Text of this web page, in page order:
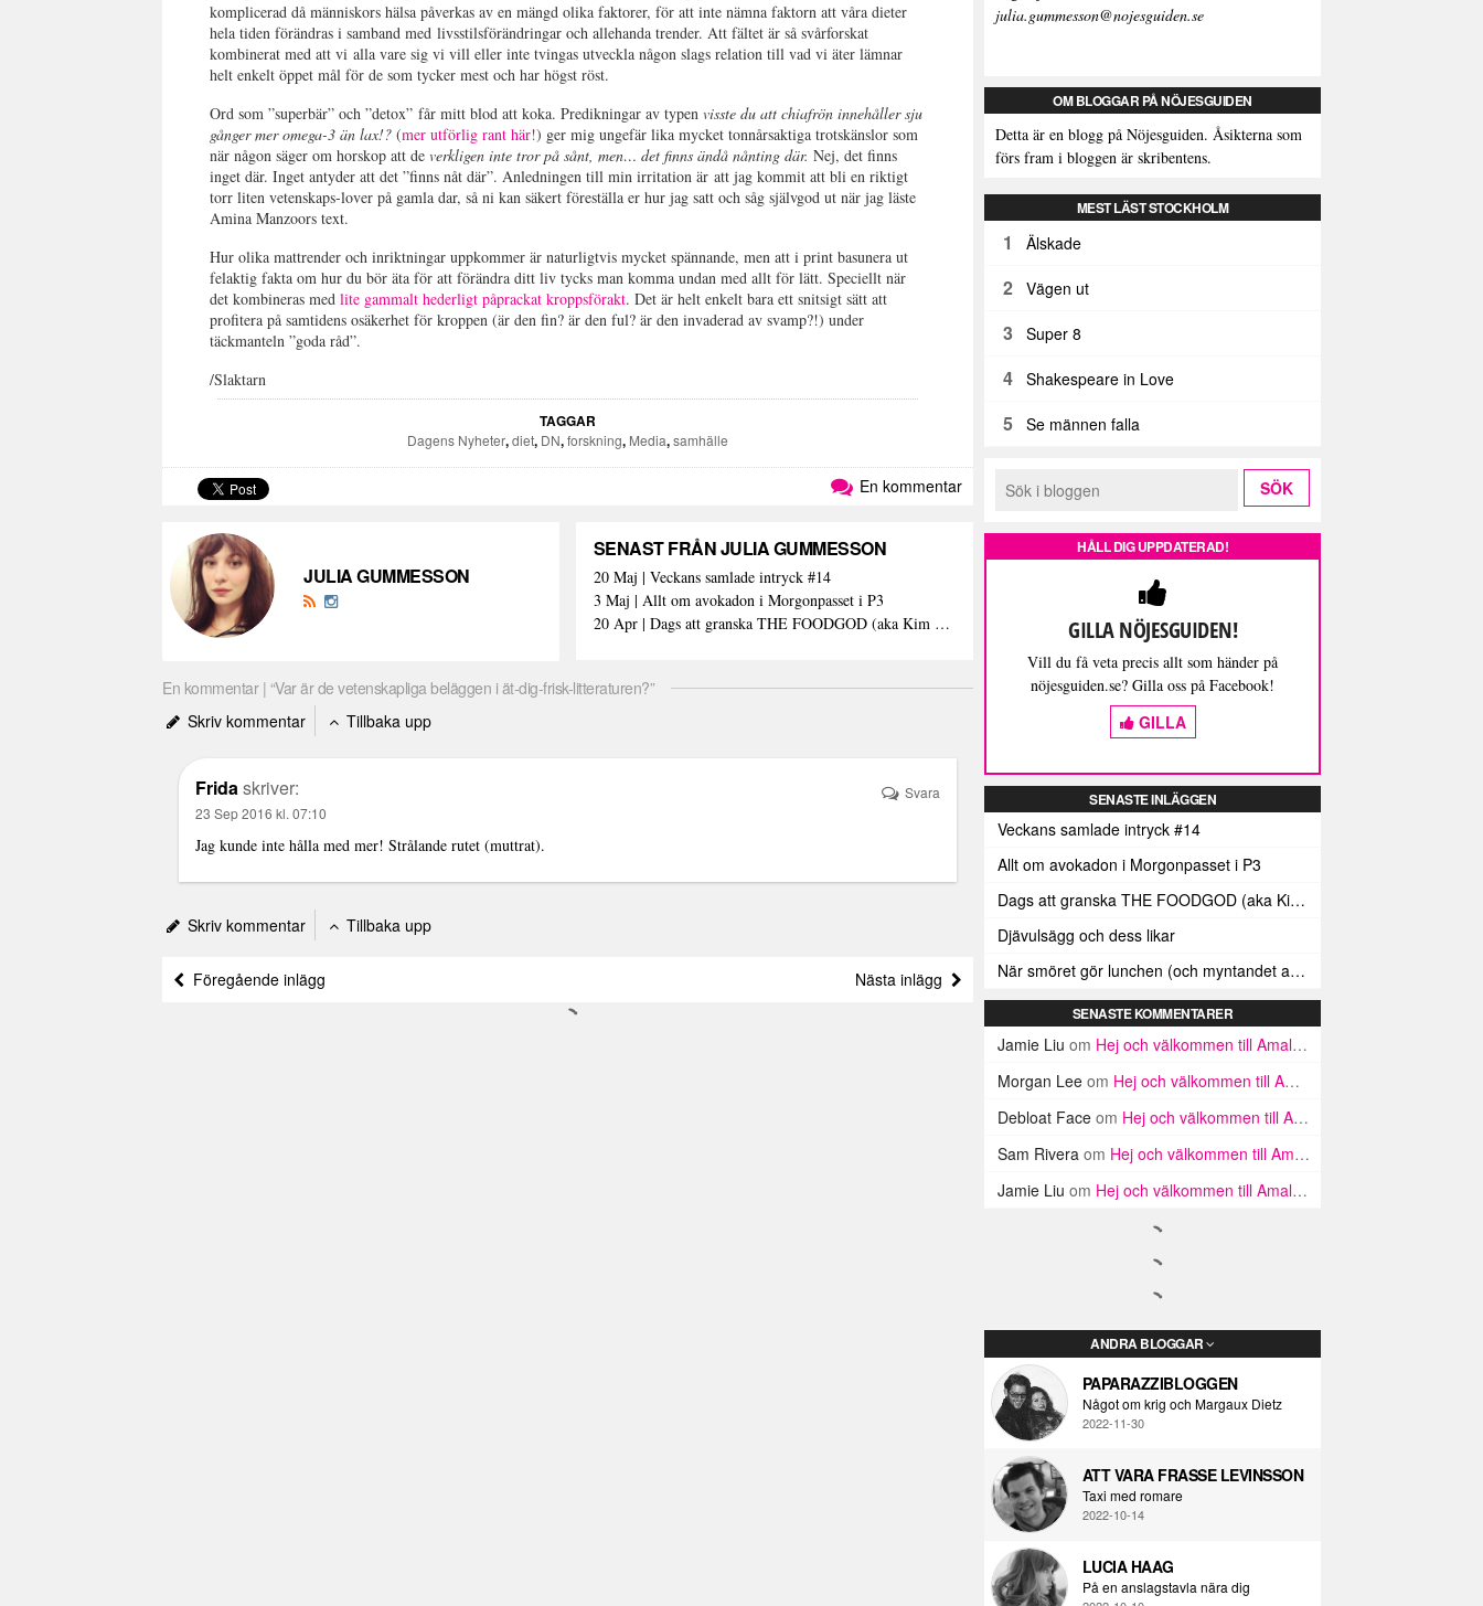
komplicerad då människors hälsa påverkas av en mängd olika faktorer, för att inte nämna faktorn att våra dieter
hela tiden förändras i samband med livsstilsförändringar och allehanda trender. Att fältet är så svårforskat
kombinerat med att vi alla vare sig vi vill eller inte tvingas utveckla någon slags relation till vad vi äter lämnar
helt enkelt öppet mål för de som tycker mest och har högst röst.
Ord som ”superbär” och ”detox” får mitt blod att koka. Predikningar av typenvisste du att chiafrön innehåller sju
gånger mer omega-3 än lax!? (mer utförlig rant här!) ger mig ungefär lika mycket tonnårsaktiga trotskänslor som
när någon säger om horskop att deverkligen inte tror på sånt, men… det finns ändå nånting där.Nej, det finns
inget där. Inget antyder att det ”finns nåt där”. Anledningen till min irritation är att jag kommit att bli en riktigt
torr liten vetenskaps-lover på gamla dar, så ni kan säkert föreställa er hur jag satt och såg självgod ut när jag läste
Amina Manzoors text.
Hur olika mattrender och inriktningar uppkommer är naturligtvis mycket spännande, men att i print basunera ut
felaktig fakta om hur du bör äta för att förändra ditt liv tycks man komma undan med allt för lätt. Speciellt när
det kombineras medlite gammalt hederligt påprackat kroppsförakt. Det är helt enkelt bara ett snitsigt sätt att
profitera på samtidens osäkerhet för kroppen (är den fin? är den ful? är den invaderad av svamp?!) under
täckmanteln ”goda råd”.
/Slaktarn
TAGGAR
Dagens Nyheter,diet, DN,forskning, Media,samhälle
En kommentar
JULIA GUMMESSON
SENAST FRÅN JULIA GUMMESSON
20 Maj | Veckans samlade intryck #14
3 Maj | Allt om avokadon i Morgonpasset i P3
20 Apr | Dags att granska THE FOODGOD (aka Kim Kardashians matinstagrammande bästis)
En kommentar | “Var är de vetenskapliga beläggen i ät-dig-frisk-litteraturen?”
Skriv kommentar
Tillbaka upp
Fridaskriver:
23 Sep 2016 kl. 07:10
Jag kunde inte hålla med mer! Strålande rutet (muttrat).
Svara
Skriv kommentar Tillbaka upp
Föregående inlägg Nästa inlägg
julia.gummesson@nojesguiden.se
OM BLOGGAR PÅ NÖJESGUIDEN
Detta är en blogg på Nöjesguiden. Åsikterna som
förs fram i bloggen är skribentens.
MEST LÄST STOCKHOLM
1 Älskade
2 Vägen ut
3 Super 8
4 Shakespeare in Love
5 Se männen falla
HÅLL DIG UPPDATERAD!
GILLA NÖJESGUIDEN!
Vill du få veta precis allt som händer på
nöjesguiden.se? Gilla oss på Facebook!
GILLA
SENASTE INLÄGGEN
Veckans samlade intryck #14
Allt om avokadon i Morgonpasset i P3
Dags att granska THE FOODGOD (aka Kim Kardashians matinstagrammande bästis)
Djävulsägg och dess likar
När smöret gör lunchen (och myntandet av termen ”Smörindex”)
SENASTE KOMMENTARER
Jamie Liu om Hej och välkommen till Amalfikusten
Morgan Lee om Hej och välkommen till Amalfikusten
Debloat Face om Hej och välkommen till Amalfikusten
Sam Rivera om Hej och välkommen till Amalfikusten
Jamie Liu om Hej och välkommen till Amalfikusten
ANDRA BLOGGAR
PAPARAZZIBLOGGEN
Något om krig och Margaux Dietz
2022-11-30
ATT VARA FRASSE LEVINSSON
Taxi med romare
2022-10-14
LUCIA HAAG
På en anslagstavla nära dig